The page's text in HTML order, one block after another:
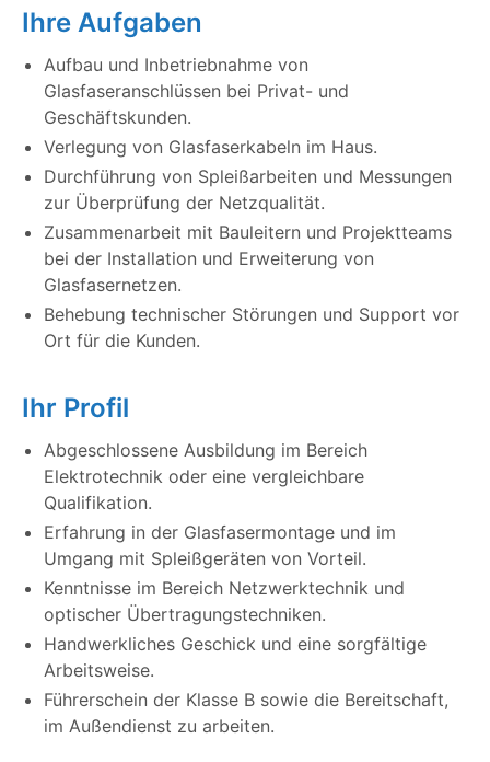
Ihre Aufgaben
Aufbau und Inbetriebnahme von
Glasfaseranschlüssen bei Privat- und
Geschäftskunden.
Verlegung von Glasfaserkabeln im Haus.
Durchführung von Spleißarbeiten und Messungen
zur Überprüfung der Netzqualität.
Zusammenarbeit mit Bauleitern und Projektteams
bei der Installation und Erweiterung von
Glasfasernetzen.
Behebung technischer Störungen und Support vor
Ort für die Kunden.
Ihr Profil
Abgeschlossene Ausbildung im Bereich
Elektrotechnik oder eine vergleichbare
Qualifikation.
Erfahrung in der Glasfasermontage und im
Umgang mit Spleißgeräten von Vorteil.
Kenntnisse im Bereich Netzwerktechnik und
optischer Übertragungstechniken.
Handwerkliches Geschick und eine sorgfältige
Arbeitsweise.
Führerschein der Klasse B sowie die Bereitschaft,
im Außendienst zu arbeiten.